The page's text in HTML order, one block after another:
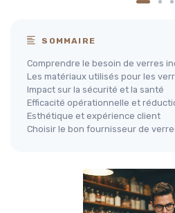
SOMMAIRE
Comprendre le besoin de verres
Les matériaux utilisés pour les
Impact sur la sécurité et la santé
Efficacité opérationnelle et
Esthétique et expérience client
Choisir le bon fournisseur de